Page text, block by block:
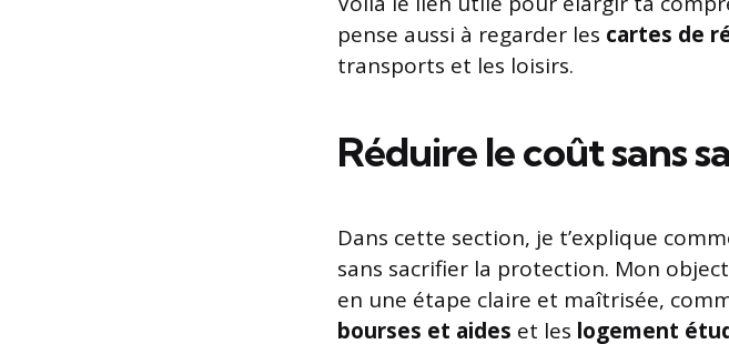
pense aussi à regarder les cartes de
transports et les loisirs.
Réduire le coût sans
Dans cette section, je t’explique
sans sacrifier la protection. Mon
en une étape claire et maîtrisée,
bourses et aides et les logement